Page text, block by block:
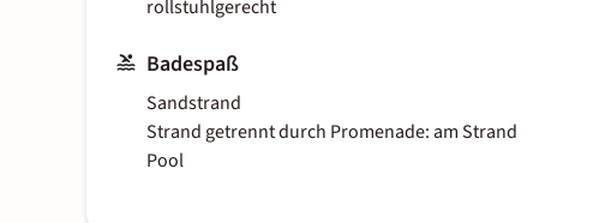
rollstuhlgerecht
Badespaß
Sandstrand
Strand getrennt durch Promenade: am Strand
Pool